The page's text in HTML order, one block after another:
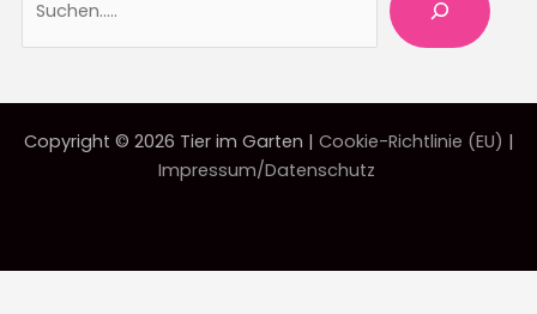
Copyright © 2026 Tier im Garten | Cookie-Richtlinie (EU) |
Impressum/Datenschutz